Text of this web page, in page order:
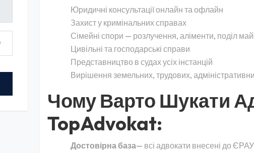
Юридичні консультації онлайн та офлайн
Захист у кримінальних справах
Сімейні спори — розлучення, аліменти, поділ
Цивільні та господарські справи
Представництво в судах усіх інстанцій
Вирішення земельних, трудових,
Чому Варто Шукати
TopAdvokat:
Достовірна база— всі адвокати внесені до ЄРАУ